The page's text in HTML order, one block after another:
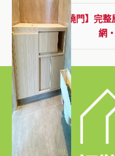
查看【曉門】完
網